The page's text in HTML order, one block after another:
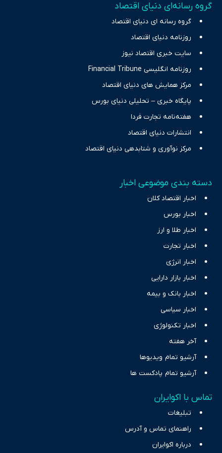
چالش‌های فقر و بیکاری را جست‌وجو کرده و در کنار تحلیل آمارها،
نیازهای خبری مخاطبان در حوزه‌های اثرگذار بر اقتصاد را با رویکردی
حرفه‌ای و روزآمد پوشش می‌دهیم.
گروه رسانه‌ای دنیای اقتصاد
گروه رسانه ای دنیای اقتصاد
روزنامه دنیای اقتصاد
سایت خبری اقتصاد نیوز
روزنامه انگلیسی Financial Tribune
مرکز همایش های دنیای اقتصاد
پایگاه خبری – تحلیلی دنیای بورس
هفته‌نامه تجارت فردا
انتشارات دنیای اقتصاد
مرکز نوآوری و شتابدهی دنیای اقتصاد
دسته بندی موضوعی اخبار
اخبار اقتصاد کلان
اخبار بورس
اخبار طلا و ارز
اخبار تجارت
اخبار انرژی
اخبار بازار دارایی
اخبار بانک و بیمه
اخبار سیاسی
اخبار تکنولوژی
آخر هفته
آرشیو تمام ویدیوها
آرشیو تمام پادکست ها
تماس با اکوایران
تبلیغات
راهنمای تماس و آدرس
درباره اکوایران